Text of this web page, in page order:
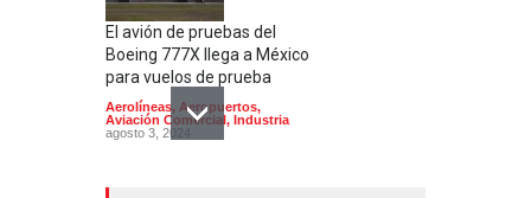
El avión de pruebas del
Boeing 777X llega a México
para vuelos de prueba
Aerolíneas, Aeropuertos,
Aviación Comercial , Industria
agosto 3, 2024